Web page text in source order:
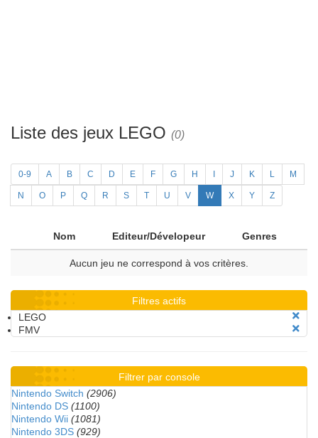
Liste des jeux LEGO (0)
0-9 A B C D E F G H J K L M
N O P Q R S T U V W X Y Z
Nom Editeur/Dévelopeur Genres
Aucun jeu ne correspond à vos critères.
Filtres actifs
LEGO
FMV
Filtrer par console
Nintendo Switch (2906)
Nintendo DS (1100)
Nintendo Wii (1081)
Nintendo 3DS (929)